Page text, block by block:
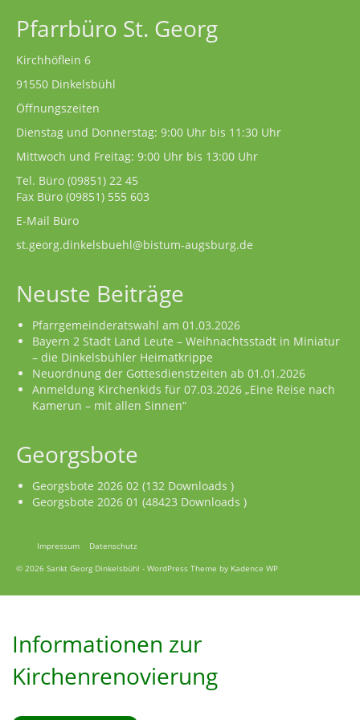
Pfarrbüro St. Georg
Kirchhöflein 6
91550 Dinkelsbühl
Öffnungszeiten
Dienstag und Donnerstag: 9:00 Uhr bis 11:30 Uhr
Mittwoch und Freitag: 9:00 Uhr bis 13:00 Uhr
Tel. Büro (09851) 22 45
Fax Büro (09851) 555 603
E-Mail Büro
st.georg.dinkelsbuehl@bistum-augsburg.de
Neuste Beiträge
Pfarrgemeinderatswahl am 01.03.2026
Bayern 2 Stadt Land Leute – Weihnachtsstadt in Miniatur
– die Dinkelsbühler Heimatkrippe
Neuordnung der Gottesdienstzeiten ab 01.01.2026
Anmeldung Kirchenkids für 07.03.2026 „Eine Reise nach
Kamerun – mit allen Sinnen“
Georgsbote
Georgsbote 2026 02 (132 Downloads )
Georgsbote 2026 01 (48423 Downloads )
Impressum
Datenschutz
© 2026 Sankt Georg Dinkelsbühl - WordPress Theme by Kadence WP
Informationen zur
Kirchenrenovierung